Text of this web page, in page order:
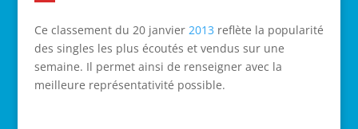
Ce classement du 20 janvier 2013 reflète la popularité
des singles les plus écoutés et vendus sur une
semaine. Il permet ainsi de renseigner avec la
meilleure représentativité possible.